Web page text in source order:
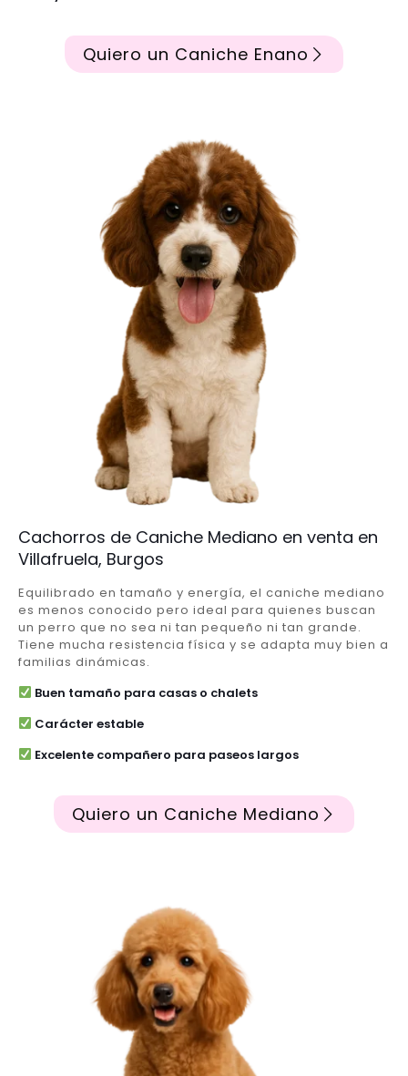
Quiero un Caniche Enano
Cachorros de Caniche Mediano en venta en
Villafruela, Burgos
Equilibrado en tamaño y energía, el caniche mediano
es menos conocido pero ideal para quienes buscan
un perro que no sea ni tan pequeño ni tan grande.
Tiene mucha resistencia física y se adapta muy bien a
familias dinámicas.
Buen tamaño para casas o chalets
Carácter estable
Excelente compañero para paseos largos
Quiero un Caniche Mediano